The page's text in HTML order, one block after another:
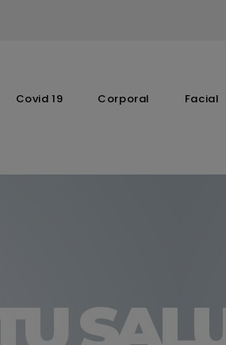
Covid 19 Corporal Facial